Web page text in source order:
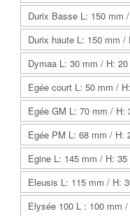
Durix Basse L: 150 mm
Durix haute L: 150 mm /
Dymaa L: 30 mm / H:
Egée court L: 50 mm /
Egée GM L: 70 mm / H:
Egée PM L: 68 mm / H:
Egine L: 145 mm / H: 35
Eleusis L: 115 mm / H:
Elysée 100 L : 100 mm